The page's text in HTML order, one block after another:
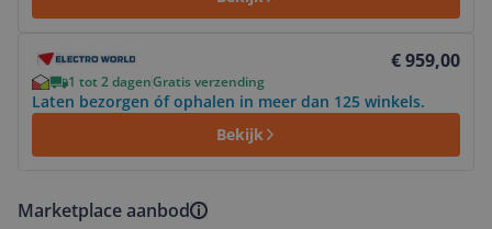
€ 959,00
1 tot 2 dagenGratis verzending
Laten bezorgen óf ophalen in meer dan 125 winkels.
Bekijk
Marketplace aanbod